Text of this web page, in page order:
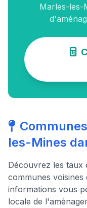
Marles-les-
les-Mines
Découvrez les taux
communes voisines
informations vous
locale de